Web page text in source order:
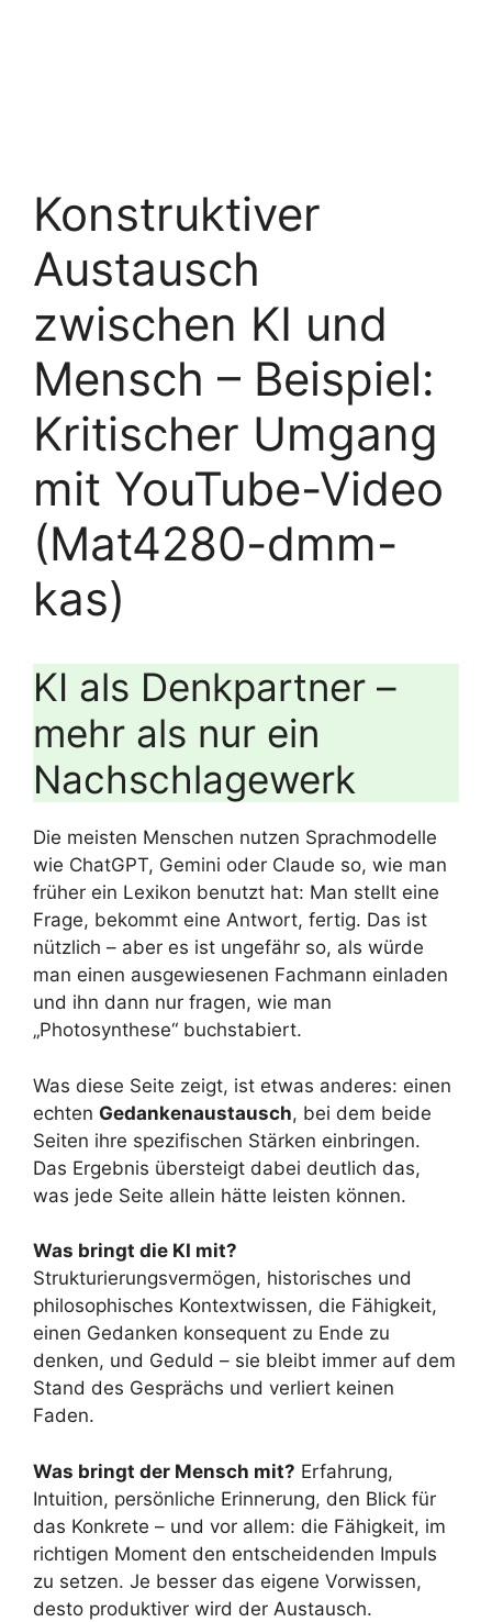
Konstruktiver
Austausch
zwischen KI und
Mensch – Beispiel:
Kritischer Umgang
mit YouTube-Video
(Mat4280-dmm-
kas)
KI als Denkpartner –
mehr als nur ein
Nachschlagewerk
Die meisten Menschen nutzen Sprachmodelle
wie ChatGPT, Gemini oder Claude so, wie man
früher ein Lexikon benutzt hat: Man stellt eine
Frage, bekommt eine Antwort, fertig. Das ist
nützlich – aber es ist ungefähr so, als würde
man einen ausgewiesenen Fachmann einladen
und ihn dann nur fragen, wie man
„Photosynthese“ buchstabiert.
Was diese Seite zeigt, ist etwas anderes: einen
echten Gedankenaustausch, bei dem beide
Seiten ihre spezifischen Stärken einbringen.
Das Ergebnis übersteigt dabei deutlich das,
was jede Seite allein hätte leisten können.
Was bringt die KI mit?
Strukturierungsvermögen, historisches und
philosophisches Kontextwissen, die Fähigkeit,
einen Gedanken konsequent zu Ende zu
denken, und Geduld – sie bleibt immer auf dem
Stand des Gesprächs und verliert keinen
Faden.
Was bringt der Mensch mit? Erfahrung,
Intuition, persönliche Erinnerung, den Blick für
das Konkrete – und vor allem: die Fähigkeit, im
richtigen Moment den entscheidenden Impuls
zu setzen. Je besser das eigene Vorwissen,
desto produktiver wird der Austausch.